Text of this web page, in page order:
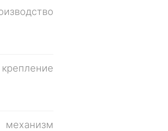
крепление
механизм